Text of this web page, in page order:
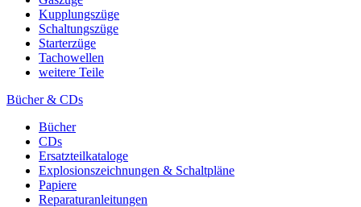
Kupplungszüge
Schaltungszüge
Starterzüge
Tachowellen
weitere Teile
Bücher & CDs
Bücher
CDs
Ersatzteilkataloge
Explosionszeichnungen & Schaltpläne
Papiere
Reparaturanleitungen